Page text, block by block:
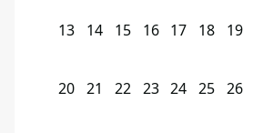
13 14 15 16 17 18 19
20 21 22 23 24 25 26